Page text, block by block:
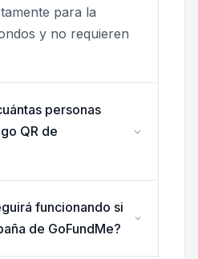
para la
y no requieren
personas
QR de
funcionando si
de GoFundMe?